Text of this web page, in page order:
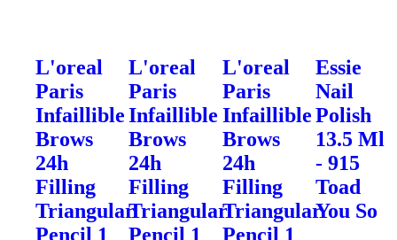
L'oreal
Paris
Infaillible
Brows
24h
Filling
Triangular
Pencil 1
L'oreal
Paris
Infaillible
Brows
24h
Filling
Triangular
Pencil 1
L'oreal
Paris
Infaillible
Brows
24h
Filling
Triangular
Pencil 1
Essie
Nail
Polish
13.5 Ml
- 915
Toad
You So